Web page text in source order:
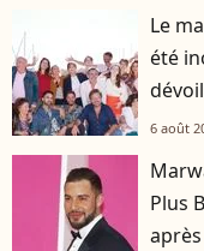
Le
été
6 août
Plus